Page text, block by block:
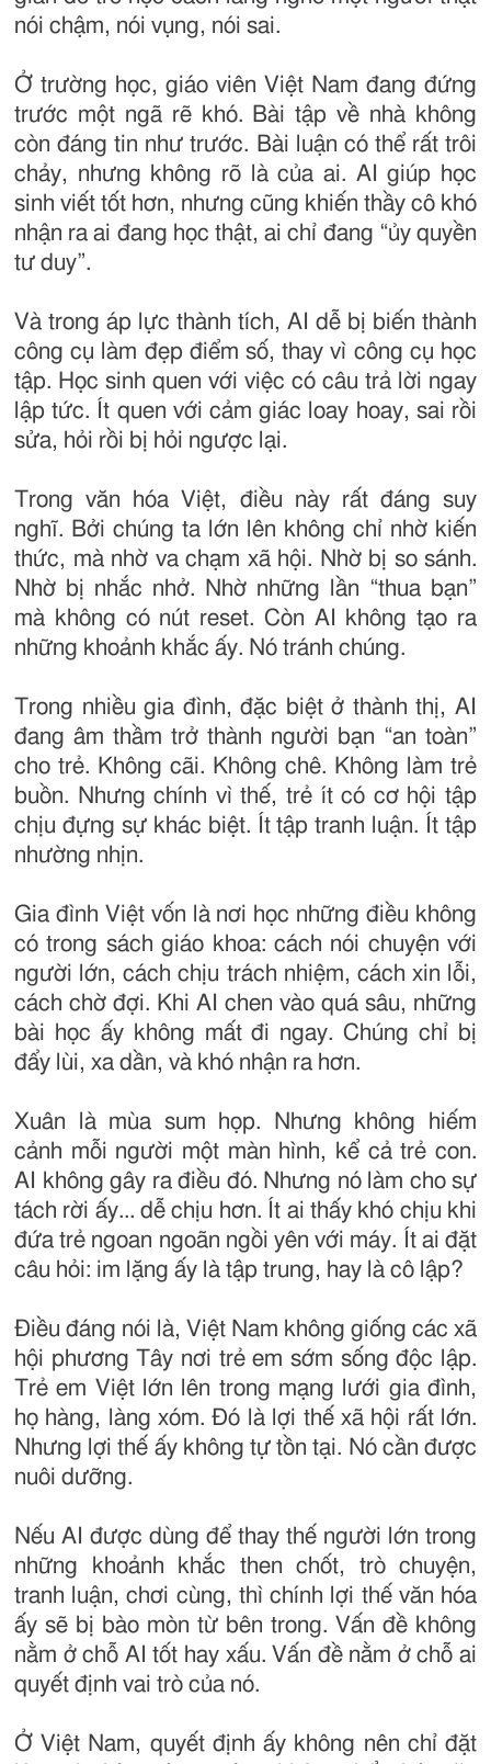
nói chậm, nói vụng, nói sai.
Ở trường học, giáo viên Việt Nam đang đứng
trước một ngã rẽ khó. Bài tập về nhà không
còn đáng tin như trước. Bài luận có thể rất trôi
chảy, nhưng không rõ là của ai. AI giúp học
sinh viết tốt hơn, nhưng cũng khiến thầy cô khó
nhận ra ai đang học thật, ai chỉ đang “ủy quyền
tư duy”.
Và trong áp lực thành tích, AI dễ bị biến thành
công cụ làm đẹp điểm số, thay vì công cụ học
tập. Học sinh quen với việc có câu trả lời ngay
lập tức. Ít quen với cảm giác loay hoay, sai rồi
sửa, hỏi rồi bị hỏi ngược lại.
Trong văn hóa Việt, điều này rất đáng suy
nghĩ. Bởi chúng ta lớn lên không chỉ nhờ kiến
thức, mà nhờ va chạm xã hội. Nhờ bị so sánh.
Nhờ bị nhắc nhở. Nhờ những lần “thua bạn”
mà không có nút reset. Còn AI không tạo ra
những khoảnh khắc ấy. Nó tránh chúng.
Trong nhiều gia đình, đặc biệt ở thành thị, AI
đang âm thầm trở thành người bạn “an toàn”
cho trẻ. Không cãi. Không chê. Không làm trẻ
buồn. Nhưng chính vì thế, trẻ ít có cơ hội tập
chịu đựng sự khác biệt. Ít tập tranh luận. Ít tập
nhường nhịn.
Gia đình Việt vốn là nơi học những điều không
có trong sách giáo khoa: cách nói chuyện với
người lớn, cách chịu trách nhiệm, cách xin lỗi,
cách chờ đợi. Khi AI chen vào quá sâu, những
bài học ấy không mất đi ngay. Chúng chỉ bị
đẩy lùi, xa dần, và khó nhận ra hơn.
Xuân là mùa sum họp. Nhưng không hiếm
cảnh mỗi người một màn hình, kể cả trẻ con.
AI không gây ra điều đó. Nhưng nó làm cho sự
tách rời ấy... dễ chịu hơn. Ít ai thấy khó chịu khi
đứa trẻ ngoan ngoãn ngồi yên với máy. Ít ai đặt
câu hỏi: im lặng ấy là tập trung, hay là cô lập?
Điều đáng nói là, Việt Nam không giống các xã
hội phương Tây nơi trẻ em sớm sống độc lập.
Trẻ em Việt lớn lên trong mạng lưới gia đình,
họ hàng, làng xóm. Đó là lợi thế xã hội rất lớn.
Nhưng lợi thế ấy không tự tồn tại. Nó cần được
nuôi dưỡng.
Nếu AI được dùng để thay thế người lớn trong
những khoảnh khắc then chốt, trò chuyện,
tranh luận, chơi cùng, thì chính lợi thế văn hóa
ấy sẽ bị bào mòn từ bên trong. Vấn đề không
nằm ở chỗ AI tốt hay xấu. Vấn đề nằm ở chỗ ai
quyết định vai trò của nó.
Ở Việt Nam, quyết định ấy không nên chỉ đặt